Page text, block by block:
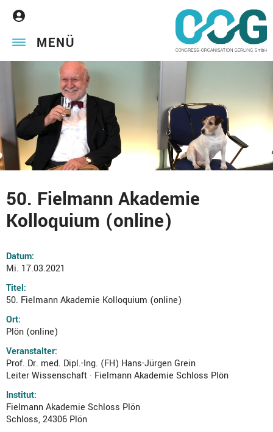
MENÜ
50. Fielmann Akademie
Kolloquium (online)
Datum:
Mi. 17.03.2021
Titel:
50. Fielmann Akademie Kolloquium (online)
Ort:
Plön (online)
Veranstalter:
Prof. Dr. med. Dipl.-Ing. (FH) Hans-Jürgen Grein
Leiter Wissenschaft · Fielmann Akademie Schloss Plön
Institut:
Fielmann Akademie Schloss Plön
Schloss, 24306 Plön